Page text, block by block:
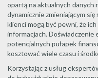
opartą na aktualnych danych
dynamicznie zmieniającym
klienci mogą być pewni, że
informacjach. Doświadczenie
potencjalnych pułapek
kosztować wiele czasu i
Korzystając z usług